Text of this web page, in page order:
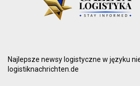
Najlepsze newsy logistyczne w języku
logistiknachrichten.de